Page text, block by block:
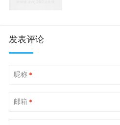
发表评论
昵称 *
邮箱 *